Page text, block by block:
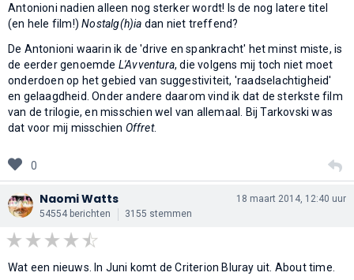
Antonioni nadien alleen nog sterker wordt! Is de nog latere titel
(en hele film!)Nostalg(h)ia dan niet treffend?
De Antonioni waarin ik de 'drive en spankracht' het minst miste, is
de eerder genoemde L'Avventura, die volgens mij toch niet moet
onderdoen op het gebied van suggestiviteit, 'raadselachtigheid'
en gelaagdheid. Onder andere daarom vind ik dat de sterkste film
van de trilogie, en misschien wel van allemaal. Bij Tarkovski was
dat voor mij misschien Offret.
0
Naomi Watts
54554 berichten 3155 stemmen
18 maart 2014, 12:40 uur
Wat een nieuws. In Juni komt de Criterion Bluray uit. About time.